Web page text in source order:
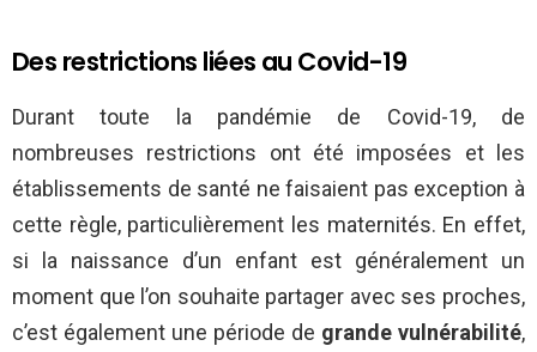
Des restrictions liées au Covid-19
Durant toute la pandémie de Covid-19, de
nombreuses restrictions ont été imposées et les
établissements de santé ne faisaient pas exception à
cette règle, particulièrement les maternités. En effet,
si la naissance d’un enfant est généralement un
moment que l’on souhaite partager avec ses proches,
c’est également une période de grande vulnérabilité,